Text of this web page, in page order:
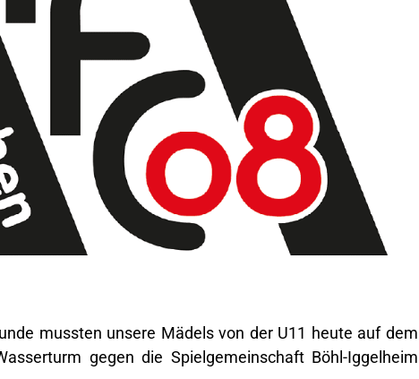
mussten unsere Mädels von der U11 heute auf dem
gegen die Spielgemeinschaft Böhl-Iggelheim